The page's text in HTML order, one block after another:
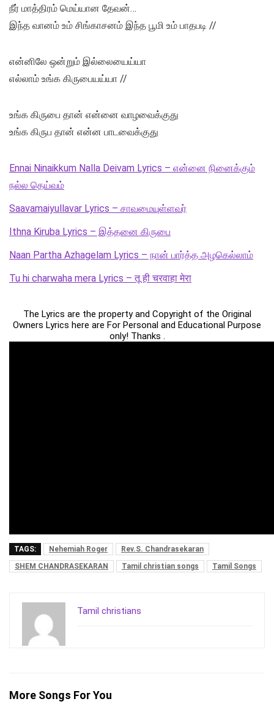
நீர் மாத்திரம் மெய்யான தேவன்…
இந்த வானம் உம் சிங்காசனம் இந்த பூமி உம் பாதபடி //
என்னிலே ஒன்றும் இல்லையைய்யா
எல்லாம் உங்க கிருபையய்யா //
உங்க கிருபை தான் என்னை வாழவைக்குது
உங்க கிருப தான் என்ன பாடவைக்குது
Ennai Ninaikkum Nalla Deivam Lyrics – என்னை நினைக்கும்
நல்ல தெய்வம்
Saavamaiyullavar Lyrics – சாவமையுள்ளவர்
Ithna Kiruba Lyrics – இத்தனை கிருபை
Naan Partha Azhagelam Lyrics – நான் பார்த்த அழகெல்லாம்
Tu hi charwaha mera Lyrics – तू ही चरवाहा मेरा
The Lyrics are the property and Copyright of the Original
Owners Lyrics here are For Personal and Educational Purpose
only! Thanks .
TAGS: Nehemiah Roger
Rev.S. Chandrasekaran
SHEM CHANDRASEKARAN
Tamil christian songs Tamil Songs
Tamil christians
More Songs For You